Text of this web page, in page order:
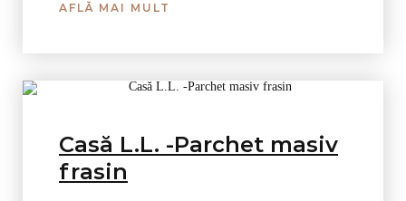
AFLĂ MAI MULT
Casă L.L. -Parchet masiv
frasin